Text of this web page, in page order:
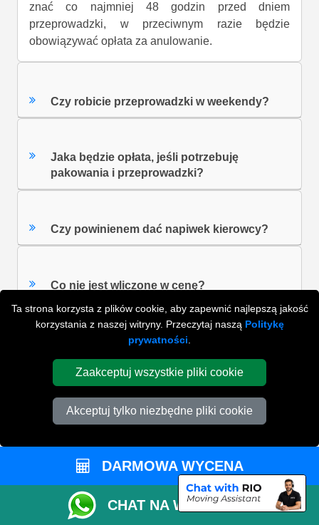
Ta strona korzysta z plików cookie, aby zapewnić najlepszą jakość
korzystania z naszej witryny. Przeczytaj naszą Politykę
prywatności
Zaakceptuj wszystkie pliki cookie
Akceptuj tylko niezbędne pliki cookie
znać co najmniej 48 godzin przed dniem
przeprowadzki, w przeciwnym razie będzie
obowiązywać opłata za anulowanie.
Czy robicie przeprowadzki w weekendy?
Jaka będzie opłata, jeśli potrzebuję
pakowania i przeprowadzki?
Czy powinienem dać napiwek kierowcy?
Co nie jest wliczone w cenę?
ZOBACZ WSZYSTKIE FAQ'S
WYSZUKAJ W NAJCZĘŚCIEJ ZADAWANYCH
PYTANIACH
ZACZNIJ WPISYWAĆ SWOJE PYTANIE I WYBIERZ Z
PONIŻSZYCH WYNIKÓW
DARMOWA WYCENA
CHAT NA WHATSAPP